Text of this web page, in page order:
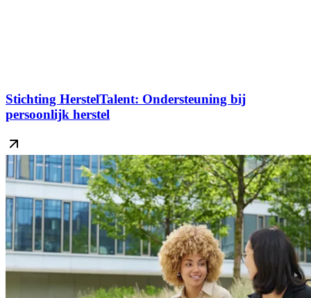
Stichting HerstelTalent: Ondersteuning bij
persoonlijk herstel